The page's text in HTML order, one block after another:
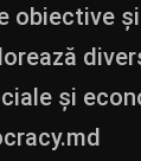
obiective
și